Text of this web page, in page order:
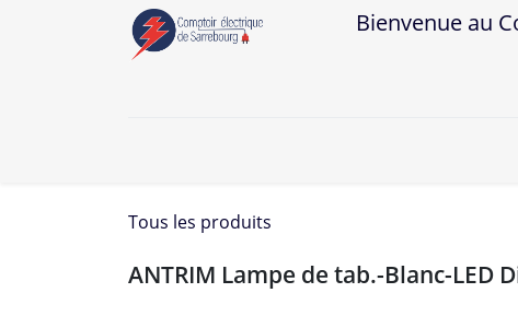
Bienvenue au
Tous les produits
ANTRIM Lampe de tab.-Blanc-LED